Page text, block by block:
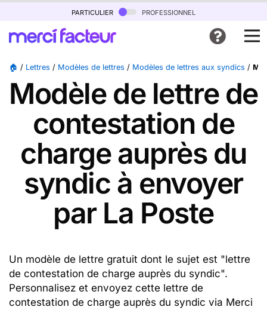
particulier professionnel
🏠 / Lettres / Modèles de lettres / Modèles de lettres aux syndics /
Modèle de lettre de
contestation de
charge auprès du
syndic à envoyer
par La Poste
Un modèle de lettre gratuit dont le sujet est "lettre
de contestation de charge auprès du syndic".
Personnalisez et envoyez cette lettre de
contestation de charge auprès du syndic via Merci